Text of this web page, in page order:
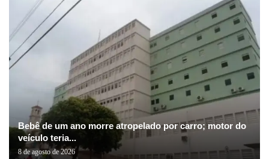
Bebê de um ano morre atropelado por carro; motor do
veículo teria...
8 de agosto de 2026